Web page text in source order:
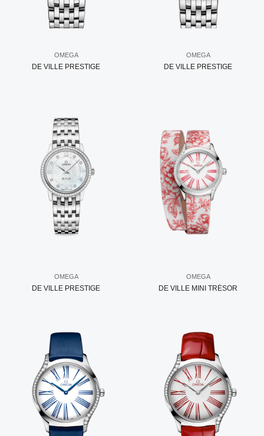
OMEGA
DE VILLE PRESTIGE
OMEGA
DE VILLE PRESTIGE
OMEGA
DE VILLE PRESTIGE
OMEGA
DE VILLE MINI TRÉSOR